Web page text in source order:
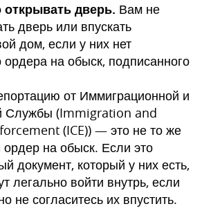
дверь. Вам не
дверь или впускать
дом, если у них нет
на обыск, подписанного
от Иммиграционной и
Службы (Immigration and
(ICE)) — это не то же
ордер на обыск. Если это
документ, который у них есть,
легально войти внутрь, если
не согласитесь их впустить.